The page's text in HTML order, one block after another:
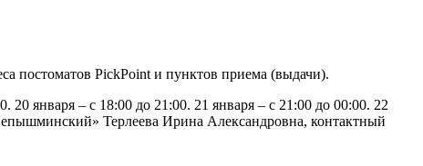
постоматов PickPoint и пунктов приема (выдачи).
20 января – с 18:00 до 21:00. 21 января – с 21:00 до 00:00. 22
Терлеева Ирина Александровна, контактный